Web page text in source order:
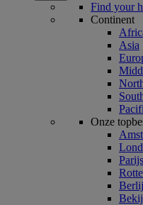
Find your
Continent
Asia
Onze
Parijs